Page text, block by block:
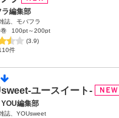
ラ編集部
誌、モバフラ
100pt～200pt
(3.9)
件
ユースイート-
編集部
誌、YOUsweet